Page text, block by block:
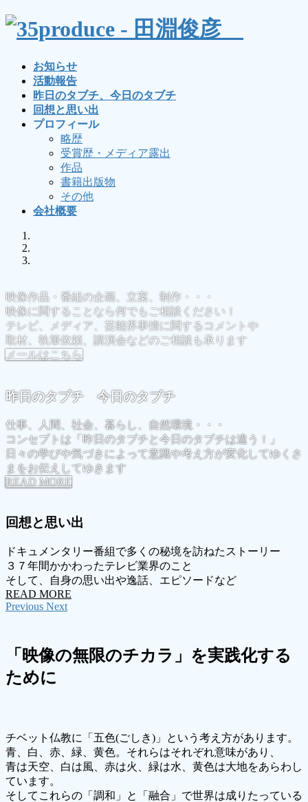
コ
ナ
お知らせ
活動報告
昨日のタブチ、今日のタブチ
回想と思い出
プロフィール
略歴
受賞歴・メディア露出
作品
書籍出版物
その他
会社概要
映像作品・番組の企画、立案、制作・・・
映像に関することなら何でもご相談ください！
テレビ、メディア、芸能界事情に関するコメントや
取材、執筆依頼、講演会などのご相談も承ります
メールはこちら
昨日のタブチ 今日のタブチ
仕事、人間、社会、暮らし、自然環境・・・
コンセプトは「昨日のタブチと今日のタブチは違う！」
日々の学びや気づきによって意識や考え方が変化してゆくさ
まをお伝えしてゆきます
READ MORE
回想と思い出
ドキュメンタリー番組で多くの秘境を訪ねたストーリー
３７年間かかわったテレビ業界のこと
そして、自身の思い出や逸話、エピソードなど
READ MORE
Previous Next
「映像の無限のチカラ」を実践化する
ために
チベット仏教に「五色(ごしき)」という考え方があります。
青、白、赤、緑、黄色。それらはそれぞれ意味があり、
青は天空、白は風、赤は火、緑は水、黄色は大地をあらわし
ています。
そしてこれらの「調和」と「融合」で世界は成りたっている